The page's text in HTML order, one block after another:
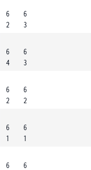
6
2
6
3
6
4
6
3
6
2
6
2
6
1
6
1
6 6